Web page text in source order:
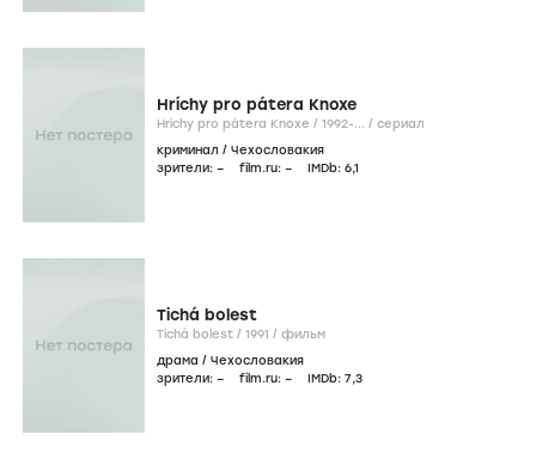
Hríchy pro pátera Knoxe
Hríchy pro pátera Knoxe / 1992-... / сериал
криминал / Чехословакия
зрители: – film.ru: – IMDb: 6,1
Tichá bolest
Tichá bolest / 1991 / фильм
драма / Чехословакия
зрители: – film.ru: – IMDb: 7,3